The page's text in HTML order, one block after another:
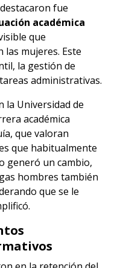
fue
académica
que
las mujeres. Este
la gestión de
administrativas.
la Universidad de
académica
que valoran
que habitualmente
generó un cambio,
hombres también
que se le